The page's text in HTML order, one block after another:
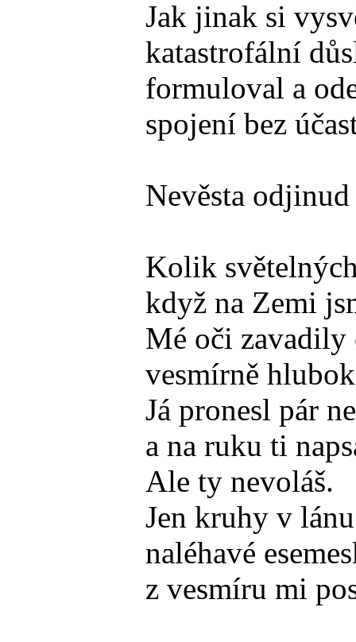
Jak jinak si
katastrofální
formuloval a
spojení bez
Nevěsta odjinud
Kolik
když na Zemi
Mé oči zavadily
vesmírně
Já pronesl pár
a na ruku ti
Ale ty nevoláš.
Jen kruhy v
naléhavé
z vesmíru mi